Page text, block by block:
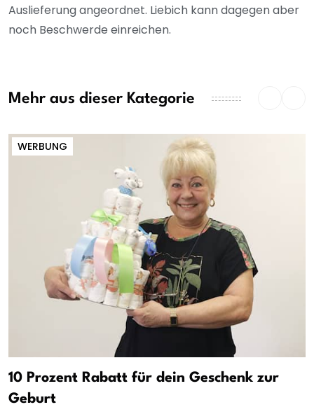
Auslieferung angeordnet. Liebich kann dagegen aber
noch Beschwerde einreichen.
Mehr aus dieser Kategorie
WERBUNG
10 Prozent Rabatt für dein Geschenk zur
Geburt